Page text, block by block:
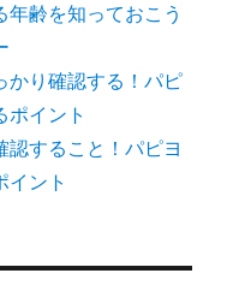
齢を知っておこう
かり確認する！パピ
ポイント
認すること！パピヨ
イント